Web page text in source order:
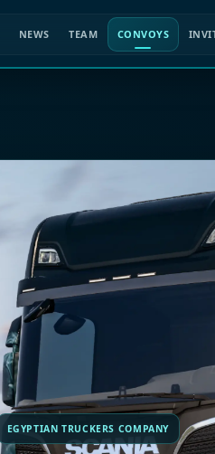
EGYPTIAN TRUCKERS COMPANY
NEWS TEAM CONVOYS